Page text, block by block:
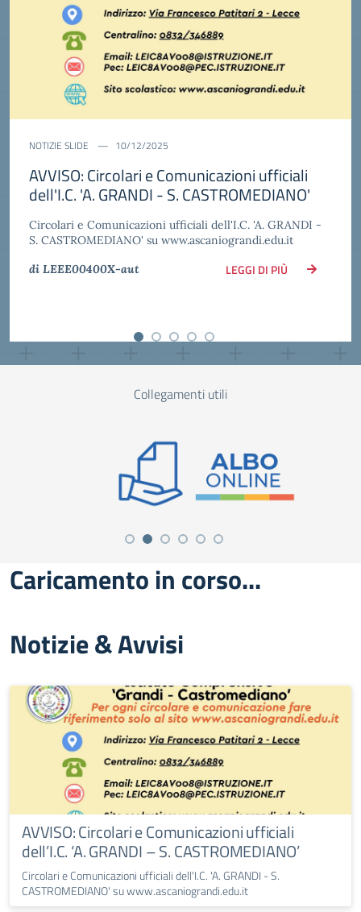
NOTIZIE SLIDE 03/12/2025
Concerto di Natale Classi Quarte Scuola
Primaria_Mercoledì 17.12.25
Concerto di Natale Classi Quarte Scuola
Primaria_Mercoledì 17.12.25 ore 17.00 c/o la Parrocchia di
Collegamenti utili
Caricamento in corso...
Notizie & Avvisi
AVVISO: Circolari e Comunicazioni ufficiali
dell’I.C. ‘A. GRANDI – S. CASTROMEDIANO’
Circolari e Comunicazioni ufficiali dell'I.C. 'A. GRANDI - S.
CASTROMEDIANO' su www.ascaniograndi.edu.it